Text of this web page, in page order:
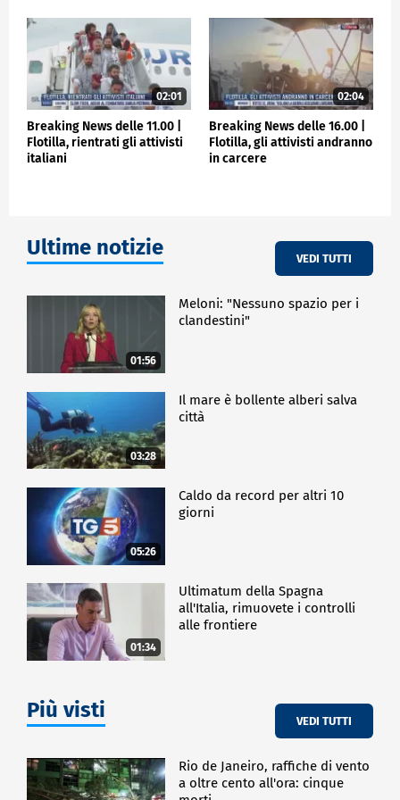
02:01
Breaking News delle 11.00 |
Flotilla, rientrati gli attivisti
italiani
02:04
Breaking News delle 16.00 |
Flotilla, gli attivisti andranno
in carcere
Ultime notizie VEDI TUTTI
01:56
Meloni: "Nessuno spazio per i
clandestini"
03:28
Il mare è bollente alberi salva
città
05:26
Caldo da record per altri 10
giorni
01:34
Ultimatum della Spagna
all'Italia, rimuovete i controlli
alle frontiere
Più visti VEDI TUTTI
Rio de Janeiro, raffiche di vento
a oltre cento all'ora: cinque